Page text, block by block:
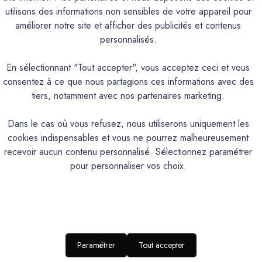
FADA, FIGUIER, GOLF CLAIR, GRAND PIN,
TREMPETTE.Teintes qui peuvent être utilisées à
CAMIN, CANAILLE, CHAVANNE, FRIOUL,
PRODUIT
Badigeon de chaux naturel et écologique
Intérieur/Extérieur
Texturé poudrée, finition
Brosse à chauler, spalter
utilisons des informations non sensibles de votre appareil pour
améliorer notre site et afficher des publicités et contenus
personnalisés.
En sélectionnant "Tout accepter", vous acceptez ceci et vous
consentez à ce que nous partagions ces informations avec des
tiers, notamment avec nos partenaires marketing.
Dans le cas où vous refusez, nous utiliserons uniquement les
cookies indispensables et vous ne pourrez malheureusement
recevoir aucun contenu personnalisé. Sélectionnez paramétrer
pour personnaliser vos choix.
Paramétrer Tout accepter